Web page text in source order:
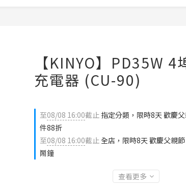
【KINYO】PD35W 4
充電器 (CU-90)
至08/08 16:00截止 指定分類，限時8天 歡慶
件88折
至08/08 16:00截止全店，限時8天 歡慶父親
鬧鐘
查看更多